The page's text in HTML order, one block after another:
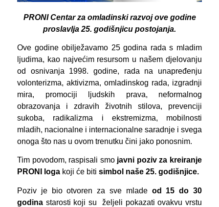
PRONI Centar za omladinski razvoj ove godine
proslavlja 25. godišnjicu postojanja.
Ove godine obilježavamo 25 godina rada s mladim
ljudima, kao najvećim resursom u našem djelovanju
od osnivanja 1998. godine, rada na unapređenju
volonterizma, aktivizma, omladinskog rada, izgradnji
mira, promociji ljudskih prava, neformalnog
obrazovanja i zdravih životnih stilova, prevenciji
sukoba, radikalizma i ekstremizma, mobilnosti
mladih, nacionalne i internacionalne saradnje i svega
onoga što nas u ovom trenutku čini jako ponosnim.
Tim povodom, raspisali smo javni poziv za kreiranje
PRONI loga koji će biti simbol naše 25. godišnjice.
Poziv je bio otvoren za sve mlade od 15 do 30
godina starosti koji su željeli pokazati ovakvu vrstu